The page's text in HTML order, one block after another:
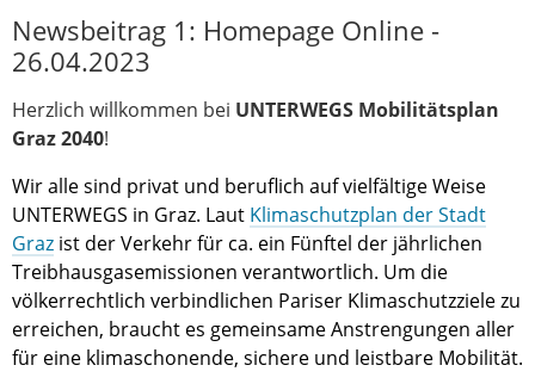
Newsbeitrag 1: Homepage Online -
26.04.2023
Herzlich willkommen bei UNTERWEGS Mobilitätsplan
Graz 2040!
Wir alle sind privat und beruflich auf vielfältige Weise
UNTERWEGS in Graz. Laut Klimaschutzplan der Stadt
Graz ist der Verkehr für ca. ein Fünftel der jährlichen
Treibhausgasemissionen verantwortlich. Um die
völkerrechtlich verbindlichen Pariser Klimaschutzziele zu
erreichen, braucht es gemeinsame Anstrengungen aller
für eine klimaschonende, sichere und leistbare Mobilität.